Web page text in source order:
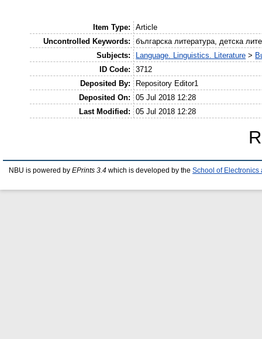
Item Type:
Article
Uncontrolled Keywords:
българска литература, детска
Subjects:
Language. Linguistics. Literature >
ID Code:
3712
Deposited By:
Repository Editor1
Deposited On:
05 Jul 2018 12:28
Last Modified:
05 Jul 2018 12:28
NBU is powered by EPrints 3.4 which is developed by the School of Electronics